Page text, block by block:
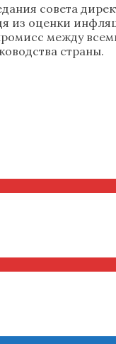
совета
из оценки
между
страны.